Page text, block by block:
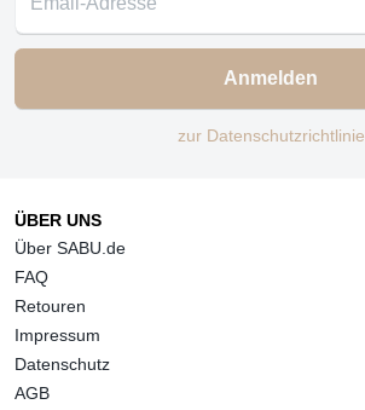
Anmelden
zur Datenschutzrichtlinie
ÜBER UNS
Über SABU.de
FAQ
Retouren
Impressum
Datenschutz
AGB